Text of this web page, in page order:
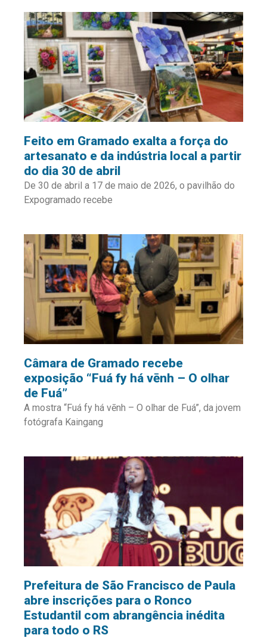
Feito em Gramado exalta a força do
artesanato e da indústria local a partir
do dia 30 de abril
De 30 de abril a 17 de maio de 2026, o pavilhão do
Expogramado recebe
Câmara de Gramado recebe
exposição “Fuá fy há vēnh – O olhar
de Fuá”
A mostra “Fuá fy há vēnh – O olhar de Fuá”, da jovem
fotógrafa Kaingang
Prefeitura de São Francisco de Paula
abre inscrições para o Ronco
Estudantil com abrangência inédita
para todo o RS